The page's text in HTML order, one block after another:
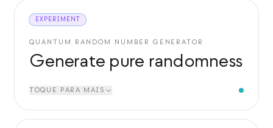
EXPERIMENT
QUANTUM RANDOM NUMBER GENERATOR
Generate pure randomness
TOQUE PARA MAIS